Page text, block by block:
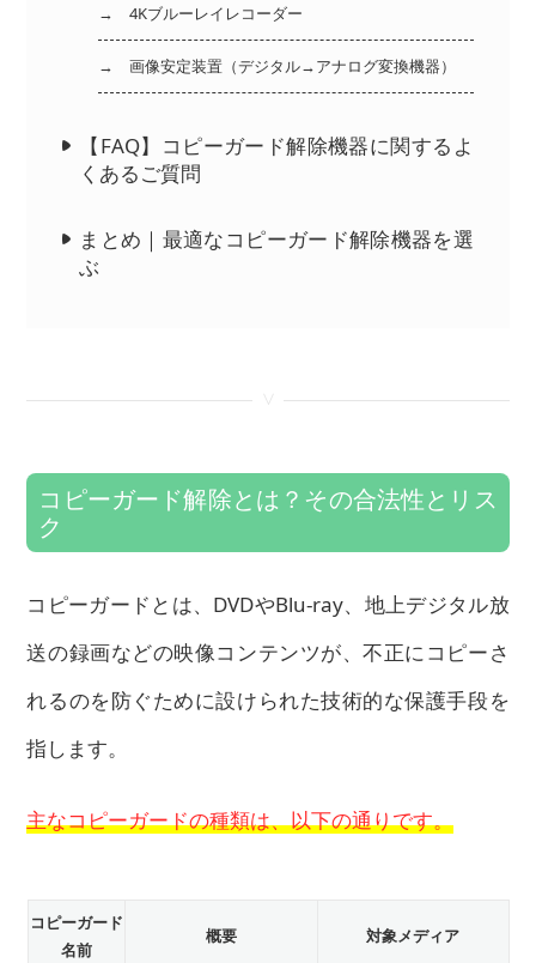
→ 4Kブルーレイレコーダー
→ 画像安定装置（デジタル→アナログ変換機器）
【FAQ】コピーガード解除機器に関するよ
くあるご質問
まとめ｜最適なコピーガード解除機器を選
ぶ
コピーガード解除とは？その合法性とリス
ク
コピーガードとは、DVDやBlu-ray、地上デジタル放
送の録画などの映像コンテンツが、不正にコピーさ
れるのを防ぐために設けられた技術的な保護手段を
指します。
主なコピーガードの種類は、以下の通りです。
コピーガード
名前
概要 対象メディア